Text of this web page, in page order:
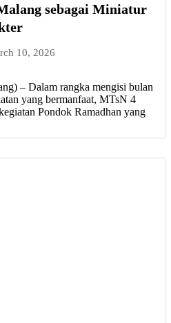
sebagai Miniatur
10, 2026
– Dalam rangka mengisi bulan
yang bermanfaat, MTsN 4
Pondok Ramadhan yang